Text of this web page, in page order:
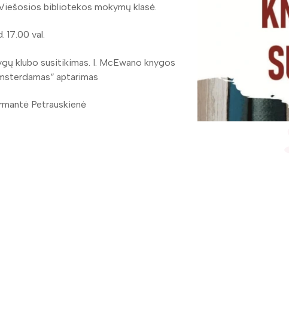
bibliotekos mokymų klasė.
17.00 val.
klubo susitikimas. I. McEwano knygos
aptarimas
Petrauskienė